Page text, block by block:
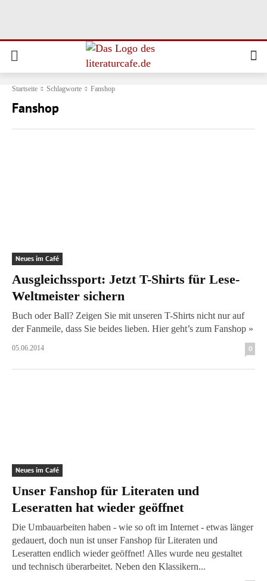
Startseite Schlagworte Fanshop
Fanshop
Neues im Café
Ausgleichssport: Jetzt T-Shirts für Lese-
Weltmeister sichern
Buch oder Ball? Zeigen Sie mit unseren T-Shirts nicht nur auf
der Fanmeile, dass Sie beides lieben. Hier geht’s zum Fanshop »
05.06.2014 0
Neues im Café
Unser Fanshop für Literaten und
Leseratten hat wieder geöffnet
Die Umbauarbeiten haben - wie so oft im Internet - etwas länger
gedauert, doch nun ist unser Fanshop für Literaten und
Leseratten endlich wieder geöffnet! Alles wurde neu gestaltet
und technisch überarbeitet. Neben den Klassikern...